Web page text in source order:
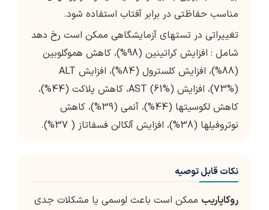
مناسب حفاظتی در برابر آفتاب استفاده شود.
تغییراتی در تستهای آزمایشگاهی ممکن است رخ دهد
شامل : افزایش کراتینین (98%)، کاهش هموگلوبین
(88%)، افزایش کلسترول (84%)، افزایش ALT
(73%)، افزایش AST (61%)، کاهش پلاکت (44%)،
کاهش لکوسیت­ها (44%)، آنمی (39%)، کاهش
نوتروفیل­ها (38%)، افزایش آلکالن فسفاتاز ( 37%).
نکات قابل توصیه
روکاپاریب ممکن است باعث لوسمی یا مشکلات جدی